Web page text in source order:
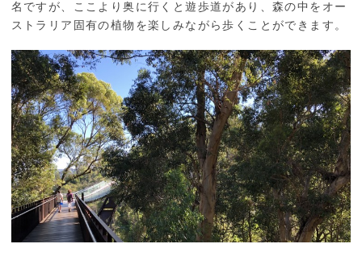
名ですが、ここより奥に行くと遊歩道があり、森の中をオー
ストラリア固有の植物を楽しみながら歩くことができます。